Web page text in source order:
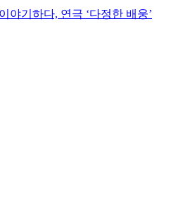
야기하다, 연극 ‘다정한 배웅’